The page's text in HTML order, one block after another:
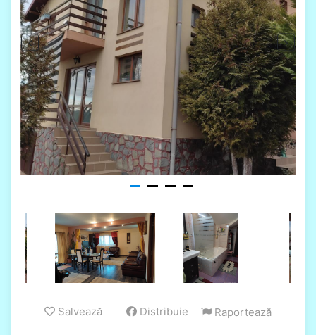
Salvează Distribuie Raportează